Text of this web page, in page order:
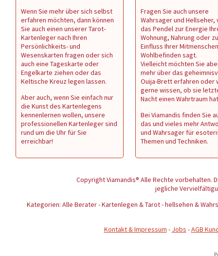
Wenn Sie mehr über sich selbst
erfahren möchten, dann können
Sie auch einen unserer Tarot-
Kartenleger nach Ihren
Persönlichkeits- und
Wesenskarten fragen oder sich
auch eine Tageskarte oder
Engelkarte ziehen oder das
Keltische Kreuz legen lassen.
Aber auch, wenn Sie einfach nur
die Kunst des Kartenlegens
kennenlernen wollen, unsere
professionellen Kartenleger sind
rund um die Uhr für Sie
erreichbar!
Fragen Sie auch unsere
Wahrsager und Hellseher,
das Pendel zur Energie
Wohnung, Nahrung oder
Einfluss Ihrer
Wohlbefinden sagt.
Vielleicht möchten Sie
mehr über das
Ouija-Brett erfahren oder
gerne wissen, ob sie
Nacht einen Wahrtraum
Bei Viamandis finden Sie
das und vieles mehr
und Wahrsager für
Themen und Techniken.
Copyright Viamandis® Alle Rechte vorbehalten.
jegliche
Kategorien: Alle Berater - Kartenlegen & Tarot - hellsehen &
Kontakt & Impressum - Jobs -AGB